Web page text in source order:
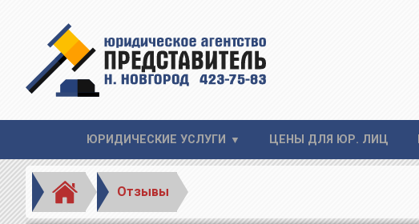
ЮРИДИЧЕСКИЕ УСЛУГИ ЦЕНЫ ДЛЯ ЮР. ЛИЦ
Отзывы